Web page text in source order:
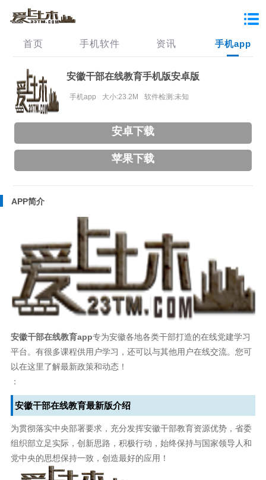
首页 手机软件 资讯 手机app
安徽干部在线教育手机版安卓版
手机app 大小:23.2M 软件检测:未知
安卓下载
苹果下载
APP简介
安徽干部在线教育app专为安徽各地各类干部打造的在线党建学习
平台。有很多课程供用户学习，还可以与其他用户在线交流。您可
以在这里了解最新政策和动态！
：
安徽干部在线教育最新版介绍
为贯彻落实中央部署要求，充分发挥安徽干部教育资源优势，省委
组织部立足实际，创新思路，积极行动，始终保持与国家领导人和
党中央的思想保持一致，创造最好的应用！